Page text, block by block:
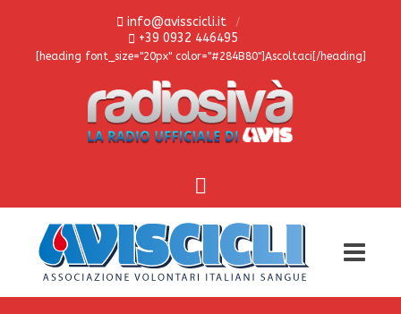
info@avisscicli.it
+39 0932 446495
[heading font_size="20px" color="#284B80"]Ascoltaci[/heading]